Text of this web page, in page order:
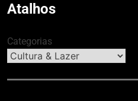
Atalhos
Categorias